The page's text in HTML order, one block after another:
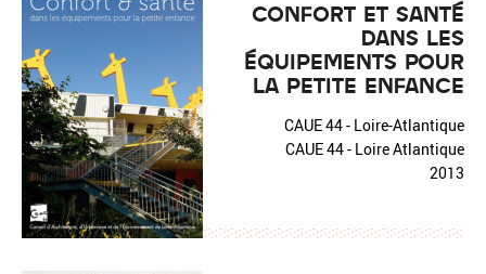
CONFORT ET SANTÉ
DANS LES
ÉQUIPEMENTS POUR
LA PETITE ENFANCE
CAUE 44 - Loire-Atlantique
CAUE 44 - Loire Atlantique
2013